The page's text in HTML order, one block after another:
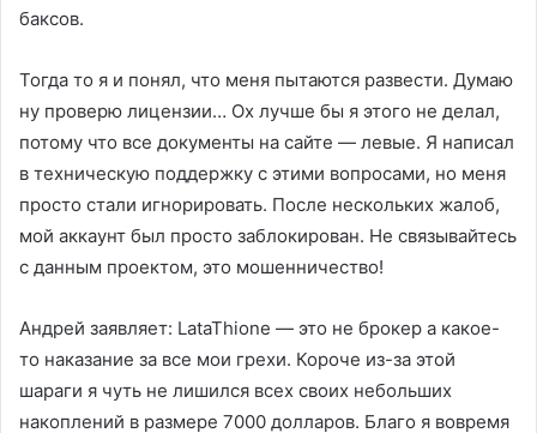
баксов.
Тогда то я и понял, что меня пытаются развести. Думаю
ну проверю лицензии… Ох лучше бы я этого не делал,
потому что все документы на сайте — левые. Я написал
в техническую поддержку с этими вопросами, но меня
просто стали игнорировать. После нескольких жалоб,
мой аккаунт был просто заблокирован. Не связывайтесь
с данным проектом, это мошенничество!
Андрей заявляет: LataThione — это не брокер а какое-
то наказание за все мои грехи. Короче из-за этой
шараги я чуть не лишился всех своих небольших
накоплений в размере 7000 долларов. Благо я вовремя